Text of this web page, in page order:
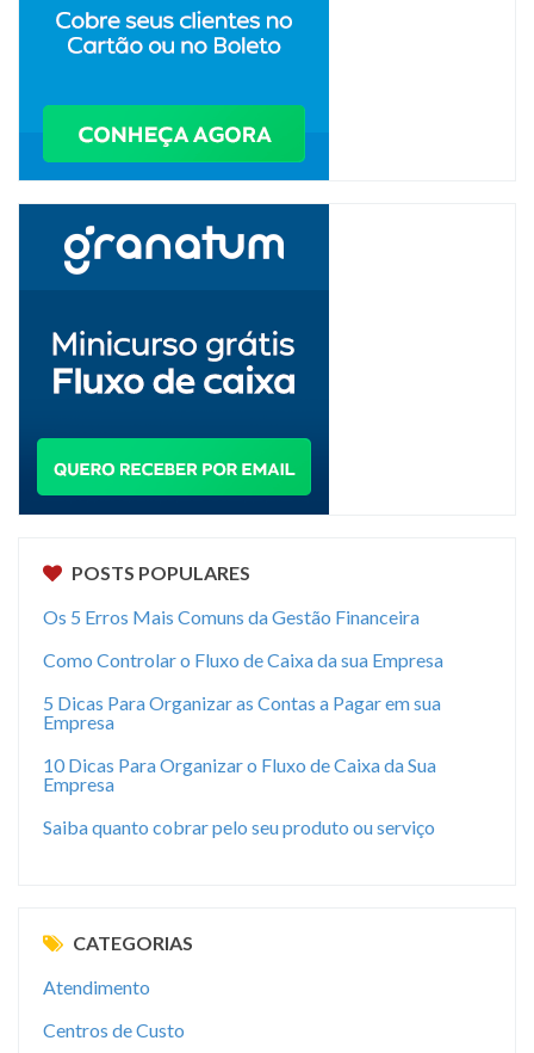
POSTS POPULARES
Os 5 Erros Mais Comuns da Gestão Financeira
Como Controlar o Fluxo de Caixa da sua Empresa
5 Dicas Para Organizar as Contas a Pagar em sua
Empresa
10 Dicas Para Organizar o Fluxo de Caixa da Sua
Empresa
Saiba quanto cobrar pelo seu produto ou serviço
CATEGORIAS
Atendimento
Centros de Custo